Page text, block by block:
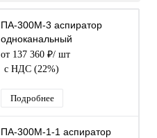
ПА-300М-3 аспиратор
одноканальный
от 137 360 ₽/ шт
с НДС (22%)
Подробнее
ПА-300М-1-1 аспиратор